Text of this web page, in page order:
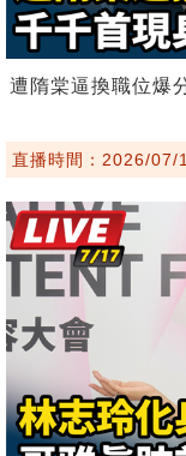
遭隋棠逼換職位爆
直播時間：2026/07/